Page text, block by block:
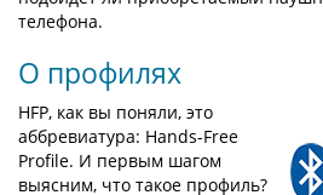
телефона.
О профилях
HFP, как вы поняли, это
аббревиатура: Hands-Free
Profile. И первым шагом
выясним, что такое профиль?